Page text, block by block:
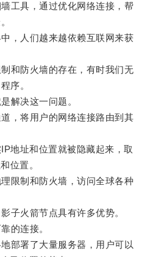
具，通过优化网络连接，帮
人们越来越依赖互联网来获
防火墙的存在，有时我们无
序。
决这一问题。
将用户的网络连接路由到其
址和位置就被隐藏起来，取
位置。
制和防火墙，访问全球各种
火箭节点具有许多优势。
的连接。
署了大量服务器，用户可以